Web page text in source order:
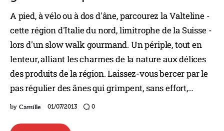
Cuisine & Recettes
A pied, à vélo ou à dos d'âne, parcourez la Valteline -
cette région d'Italie du nord, limitrophe de la Suisse -
lors d'un slow walk gourmand. Un périple, tout en
lenteur, alliant les charmes de la nature aux délices
des produits de la région. Laissez-vous bercer par le
pas régulier des ânes qui grimpent, sans effort,…
by Camille 01/07/2013 0